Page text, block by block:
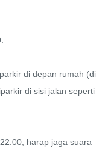
di depan rumah (di
di sisi jalan seperti
harap jaga suara